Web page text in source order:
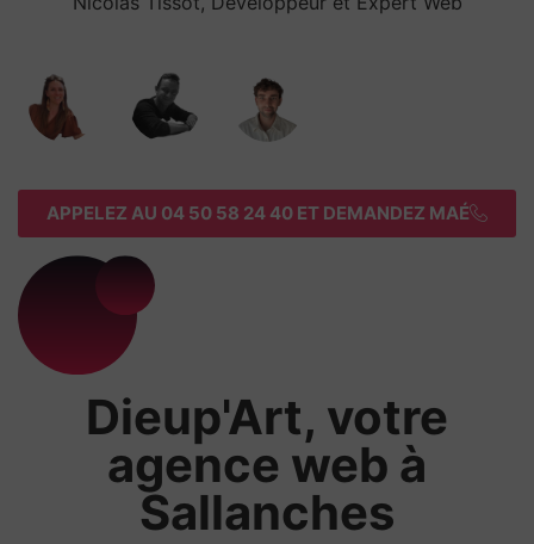
APPELEZ AU 04 50 58 24 40 ET DEMANDEZ MAÉ
Dieup'Art, votre
agence web à
Sallanches